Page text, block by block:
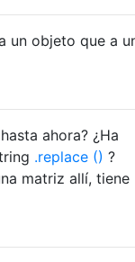
un objeto que a
ahora? ¿Ha
.replace () ?
matriz allí, tiene